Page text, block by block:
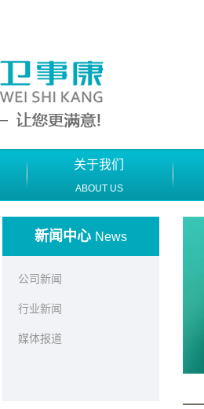
关于我们
ABOUT US
新闻中心 News
公司新闻
行业新闻
媒体报道